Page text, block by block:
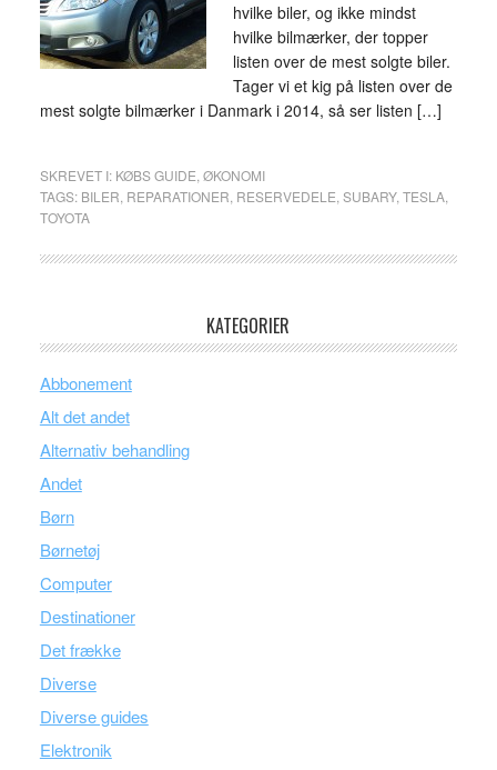
hvilke biler, og ikke mindst
hvilke bilmærker, der topper
listen over de mest solgte biler.
Tager vi et kig på listen over de
mest solgte bilmærker i Danmark i 2014, så ser listen […]
SKREVET I: KØBS GUIDE ØKONOMI
TAGS: BILER REPARATIONER RESERVEDELE SUBARY, TESLA,
TOYOTA
KATEGORIER
Abbonement
Alt det andet
Alternativ behandling
Andet
Børn
Børnetøj
Computer
Destinationer
Det frække
Diverse
Diverse guides
Elektronik